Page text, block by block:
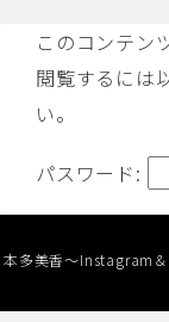
このコンテン
閲覧するには
い。
パスワード:
本多美香～Instagram